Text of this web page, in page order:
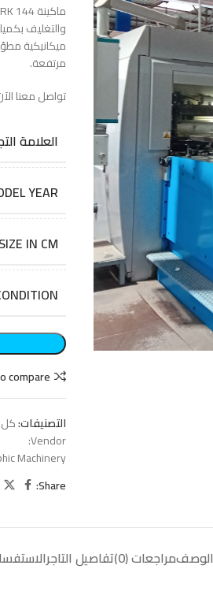
مرحلة قبل الطباعة
مكاين زينكات(CTP)
زينكات طباعة
ميكانيكية
مرتفعة.
تواصل معنا
العلامة
YEAR
IN CM
compare
التصنيفات:كل
Vendor:
Machinery
Share:
الوصفمراجعات (0) تفاصيل التاجر